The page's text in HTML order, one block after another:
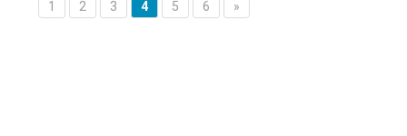
1 2 3 4 5 6 »